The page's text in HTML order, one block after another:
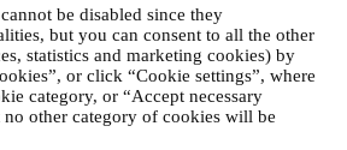
be disabled since they
but you can consent to all the other
statistics and marketing cookies) by
or click “Cookie settings”, where
category, or “Accept necessary
other category of cookies will be
de recevoir nos communications
gratuitement, en utilisant les
dans chaque communication (par
désinscrire de la newsletter, vous pouvez
désinscription figurant au bas de chaque
de cause, si vous souhaitez mettre fin à